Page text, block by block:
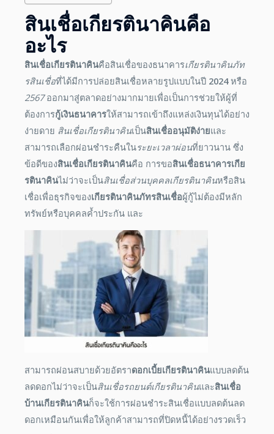
สินเชื่อเกียรตินาคินคือ
อะไร
สินเชื่อเกียรตินาคินคือสินเชื่อของธนาคารเกียรตินาคินภัท
รสินเชื่อที่ได้มีการปล่อยสินเชื่อหลายรูปแบบในปี 2024หรือ
2567ออกมาสู่ตลาดอย่างมากมายเพื่อเป็นการช่วยให้ผู้ที่
ต้องการกู้เงินธนาคารให้สามารถเข้าถึงแหล่งเงินทุนได้อย่าง
ง่ายดาย สินเชื่อเกียรตินาคินเป็นสินเชื่ออนุมัติง่ายและ
สามารถเลือกผ่อนชำระคืนในระยะเวลาผ่อนที่ยาวนาน ซึ่ง
ข้อดีของสินเชื่อเกียรตินาคินคือ การขอสินเชื่อธนาคารเกีย
รตินาคินไม่ว่าจะเป็นสินเชื่อส่วนบุคคลเกียรตินาคินหรือสิน
เชื่อเพื่อธุรกิจของเกียรตินาคินภัทรสินเชื่อผู้กู้ไม่ต้องมีหลัก
ทรัพย์หรือบุคคลค้ำประกัน และ
สามารถผ่อนสบายด้วยอัตราดอกเบี้ยเกียรตินาคินแบบลดต้น
ลดดอกไม่ว่าจะเป็นสินเชื่อรถยนต์เกียรตินาคินและสินเชื่อ
บ้านเกียรตินาคินก็จะใช้การผ่อนชำระสินเชื่อแบบลดต้นลด
ดอกเหมือนกันเพื่อให้ลูกค้าสามารถที่ปิดหนี้ได้อย่างรวดเร็ว